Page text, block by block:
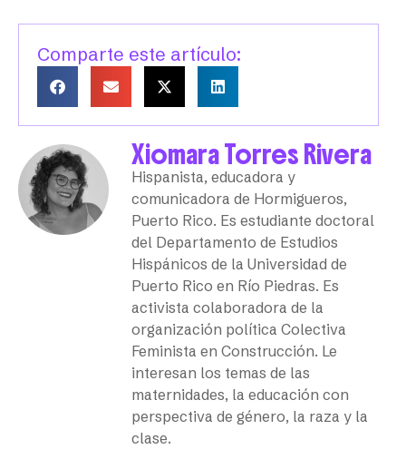
Comparte este artículo:
Xiomara Torres Rivera
Hispanista, educadora y
comunicadora de Hormigueros,
Puerto Rico. Es estudiante doctoral
del Departamento de Estudios
Hispánicos de la Universidad de
Puerto Rico en Río Piedras. Es
activista colaboradora de la
organización política Colectiva
Feminista en Construcción. Le
interesan los temas de las
maternidades, la educación con
perspectiva de género, la raza y la
clase.